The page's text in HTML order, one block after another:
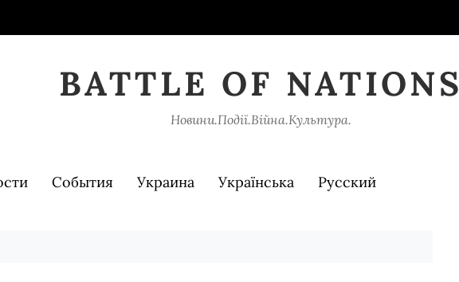
BATTLE OF NATIONS
Новини.Події.Війна.Культура.
События Украина Українська Русский